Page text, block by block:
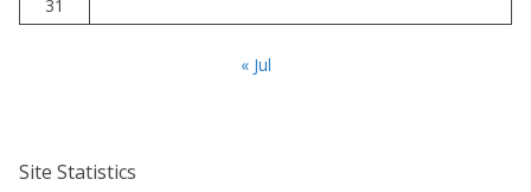
31
« Jul
Site Statistics